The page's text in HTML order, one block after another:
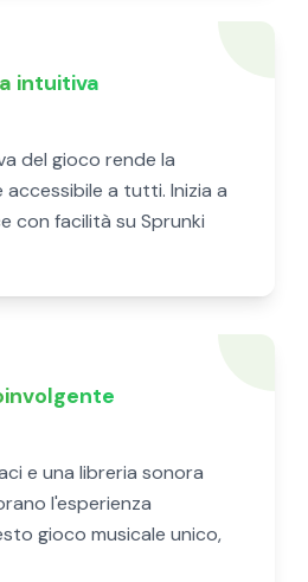
intuitiva
del gioco rende la
accessibile a tutti. Inizia a
con facilità su Sprunki
e una libreria sonora
l'esperienza
gioco musicale unico,